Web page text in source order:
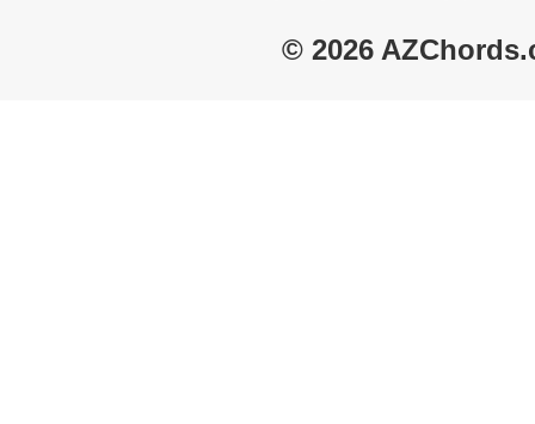
© 2026